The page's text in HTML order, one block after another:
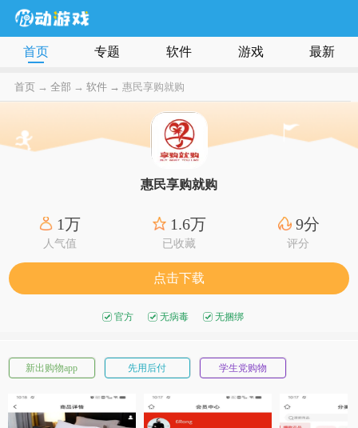
首页 专题 软件 游戏 最新
首页→ 全部 → 软件 → 惠民享购就购
惠民享购就购
1万
人气值
1.6万
已收藏
9分
评分
点击下载
官方 无病毒 无捆绑
新出购物app 先用后付 学生党购物